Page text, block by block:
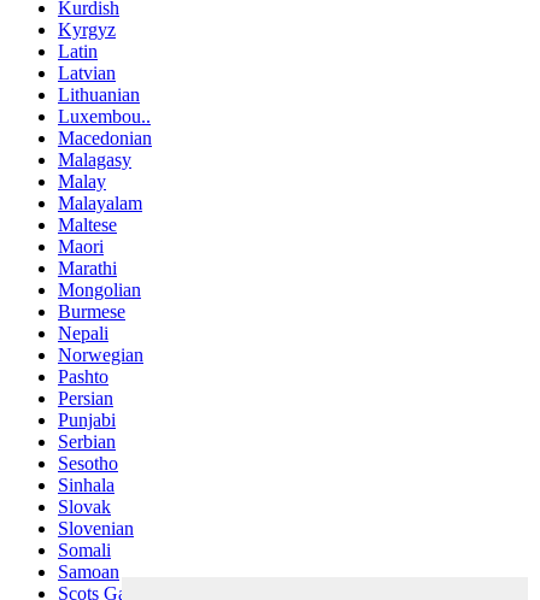
Kurdish
Kyrgyz
Latin
Latvian
Lithuanian
Luxembou..
Macedonian
Malagasy
Malay
Malayalam
Maltese
Maori
Marathi
Mongolian
Burmese
Nepali
Norwegian
Pashto
Persian
Punjabi
Serbian
Sesotho
Sinhala
Slovak
Slovenian
Somali
Samoan
Scots Gaelic